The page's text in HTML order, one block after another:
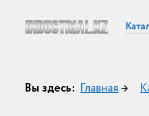
Вы здесь:Главная→